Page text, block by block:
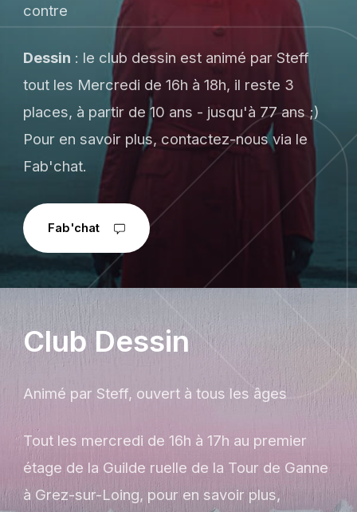
contre
Dessin : le club dessin est animé par Steff
tout les Mercredi de 16h à 18h, il reste 3
places, à partir de 10 ans - jusqu'à 77 ans ;)
Pour en savoir plus, contactez-nous via le
Fab'chat.
Fab'chat
Club Dessin
Animé par Steff, ouvert à tous les âges
Tout les mercredi de 16h à 17h au premier
étage de la Guilde ruelle de la Tour de Ganne
à Grez-sur-Loing, pour en savoir plus,